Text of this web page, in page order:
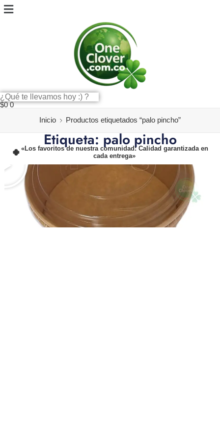
$0 0
Inicio
Productos etiquetados “palo pincho”
Etiqueta: palo pincho
«Los favoritos de nuestra comunidad: Calidad garantizada en
cada entrega»